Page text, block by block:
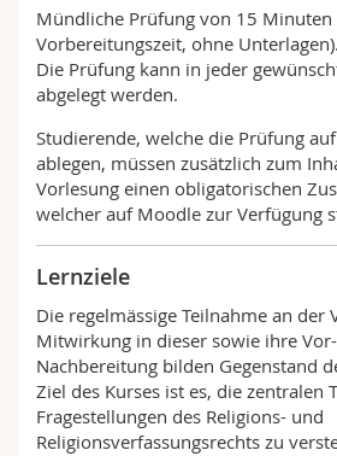
Mündliche Prüfung von 15 Minuten
Vorbereitungszeit, ohne Unterlagen).
Die Prüfung kann in jeder
abgelegt werden.
Studierende, welche die Prüfung
ablegen, müssen zusätzlich zum
Vorlesung einen obligatorischen
welcher auf Moodle zur Verfügung
Lernziele
Die regelmässige Teilnahme an der
Mitwirkung in dieser sowie ihre
Nachbereitung bilden Gegenstand
Ziel des Kurses ist es, die zentralen
Fragestellungen des Religions- und
Religionsverfassungsrechts zu